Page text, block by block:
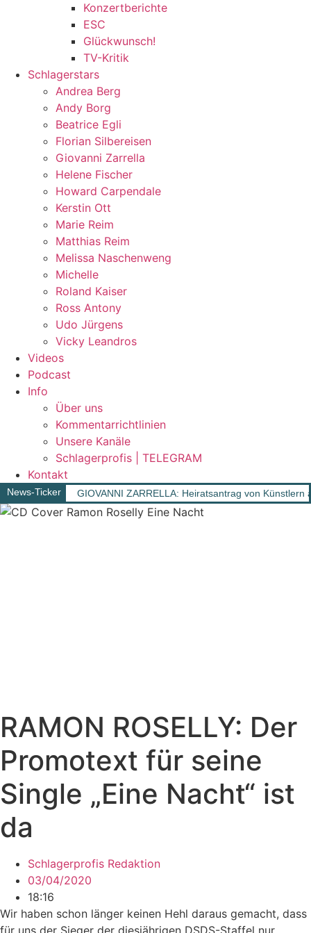
Konzertberichte
ESC
Glückwunsch!
TV-Kritik
Schlagerstars
Andrea Berg
Andy Borg
Beatrice Egli
Florian Silbereisen
Giovanni Zarrella
Helene Fischer
Howard Carpendale
Kerstin Ott
Marie Reim
Matthias Reim
Melissa Naschenweng
Michelle
Roland Kaiser
Ross Antony
Udo Jürgens
Vicky Leandros
Videos
Podcast
Info
Über uns
Kommentarrichtlinien
Unsere Kanäle
Schlagerprofis | TELEGRAM
Kontakt
News-Ticker GIOVANNI ZARRELLA: Heiratsantrag von
RAMON ROSELLY: Der
Promotext für seine
Single „Eine Nacht“ ist
da
Schlagerprofis Redaktion
03/04/2020
18:16
Wir haben schon länger keinen Hehl daraus gemacht, dass
für uns der Sieger der diesjährigen DSDS-Staffel nur